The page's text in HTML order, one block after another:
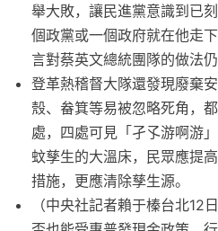
舉大敗，讓民進黨意識到已
個政黨或一個政府就在他走
言對蔡英文總統團隊的做法仍
登革熱稽督大隊還發現廢棄
殼、畚箕等易被忽略死角，
處，四處可見「孑孓游啊游
蚊孳生的大溫床，民眾應提
措施，更應清除孳生源。
（中央社記者賴于榛台北12